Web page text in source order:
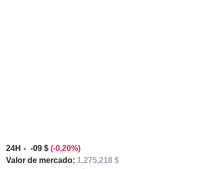
24H -09 $ (-0,20%)
Valor de mercado: 1,275,218 $